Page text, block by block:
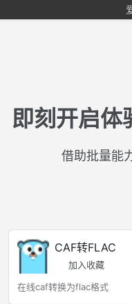
即刻开启体
借助批量能
CAF转FLAC
加入收藏
在线caf转换为flac格式